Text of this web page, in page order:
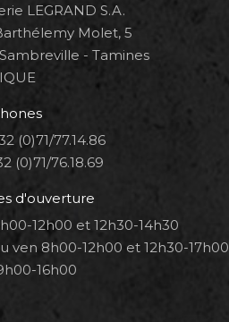
LEGRAND S.A.
Molet, 5
- Tamines
(0)71/77.14.86
(0)71/76.18.69
d'ouverture
12h00 et 12h30-14h30
ven 8h00-12h00 et 12h30-17h00
16h00
nous sur :